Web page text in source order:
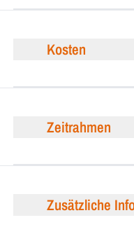
Kosten
Zeitrahmen
Zusätzliche